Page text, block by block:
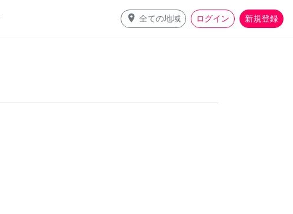
place 全ての地域 ログイン 新規登録